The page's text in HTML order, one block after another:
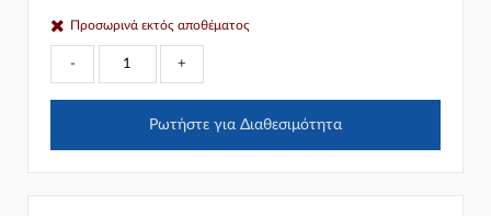
Προσωρινά εκτός αποθέματος
- +
Ρωτήστε για Διαθεσιμότητα